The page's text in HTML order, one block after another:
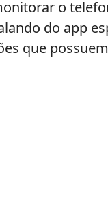
o
do app
que